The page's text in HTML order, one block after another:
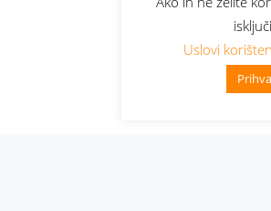
Uslovi
👋 Zdravo, kako mogu